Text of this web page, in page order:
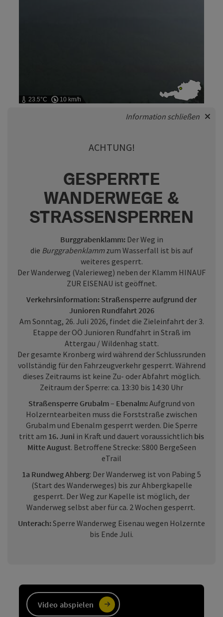
23.5°C 10 km/h
Information schließen
ACHTUNG!
GESPERRTE
WANDERWEGE &
STRASSENSPERREN
Burggrabenklamm: Der Weg in
die Burggrabenklammzum Wasserfall ist bis auf
weiteres gesperrt.
Der Wanderweg (Valerieweg) neben der Klamm HINAUF
ZUR EISENAU ist geöffnet.
Verkehrsinformation: Straßensperre aufgrund der
Junioren Rundfahrt 2026
Am Sonntag, 26. Juli 2026, findet die Zieleinfahrt der 3.
Etappe der OÖ Junioren Rundfahrt in Straß im
Attergau / Wildenhag statt.
Der gesamte Kronberg wird während der Schlussrunden
vollständig für den Fahrzeugverkehr gesperrt. Während
dieses Zeitraums ist keine Zu- oder Abfahrt möglich.
Zeitraum der Sperre: ca. 13:30 bis 14:30 Uhr
Straßensperre Grubalm – Ebenalm:Aufgrund von
Holzerntearbeiten muss die Forststraße zwischen
Grubalm und Ebenalm gesperrt werden. Die Sperre
tritt am 16. Juni in Kraft und dauert voraussichtlich bis
Mitte August. Betroffene Strecke: S800 BergeSeen
eTrail
1a Rundweg Ahberg: Der Wanderweg ist von Pabing 5
(Start des Wanderweges) bis zur Ahbergkapelle
gesperrt. Der Weg zur Kapelle ist möglich, der
Wanderweg selbst aber für ca. 2 Wochen gesperrt.
Unterach:Sperre Wanderweg Eisenau wegen Holzernte
bis Ende Juli.
https://youtu.be/Kqs6W62f1P4
Beschreibung
Video abspielen